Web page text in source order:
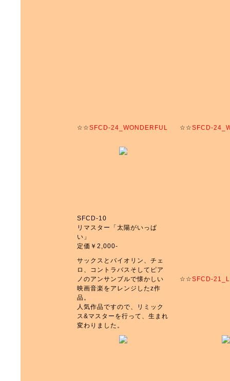
☆☆SFCD-24_WONDERFUL ☆☆SFCD-
SFCD-10
リマスター「太陽がいっぱ
い」
定価￥2,000-
サックスとバイオリン、チェ
ロ、コントラバスそしてピア
ノのアンサンブルで懐かしい
映画音楽をアレンジしたz作
品。
人気作品ですので、リミック
ス&マスターを行って、生まれ
変わりました。
☆☆SFCD-